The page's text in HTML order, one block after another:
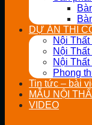
DỰ ÁN THI
Nội
Nội
Nội
Phong
Tin tức – bài
MẪU NỘI
VIDEO